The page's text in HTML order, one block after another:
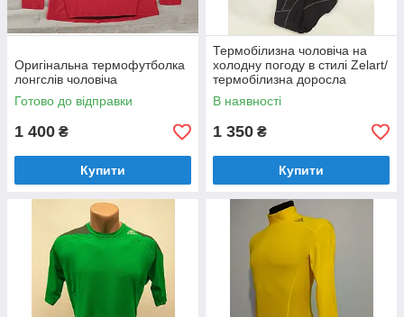
Оригінальна термофутболка
лонгслів чоловіча
Готово до відправки
1 400 ₴
Купити
Термобілизна чоловіча на
холодну погоду в стилі Zelart/
термобілизна доросла
активна/термобілизна лижна
В наявності
1 350 ₴
Купити